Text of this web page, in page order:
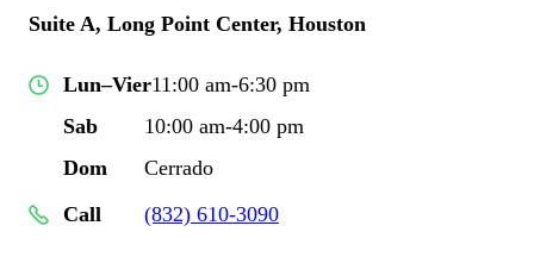
Suite A, Long Point Center, Houston
Lun–Vier11:00 am-6:30 pm
Sab
10:00 am-4:00 pm
Dom
Cerrado
Call
(832) 610-3090